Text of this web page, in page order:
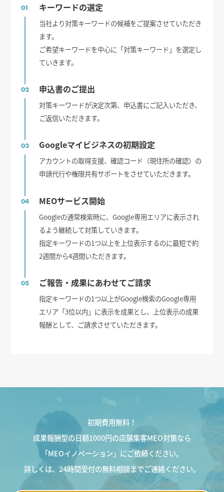
01 キーワードの選定
当社より対策キーワードの候補をご提案させていただき
ます。
ご希望キーワードを中心に「対策キーワード」を選定し
ていきます。
02 申込書のご提出
対策キーワードが決定次第、申込書にご記入いただき、
ご返信いただきます。
03 Googleマイビジネスの初期設定
アカウントの取得支援、確認コード（現住所の確認）の
申請代行や権限共有サポートをさせていただきます。
04 MEOサービス開始
Googleの通常検索時に、Google専用エリアに表示され
るよう継続して対策していきます。
指定キーワードの1つ以上を上位表示するのに最短で約
2週間から4週間いただきます。
05 ご報告・成果にあわせてご請求
指定キーワードの1つ以上がGoogle検索のGoogle専用
エリア「3位以内」に表示を成果とし、上位表示の成果
報酬として、ご請求させていただきます。
初期費用無料！
成果報酬型の日額1000円の店舗集客MEO対策なら
「MEOイノベーション」にご依頼ください。
詳しくは、24時間受付の無料相談までご連絡ください。